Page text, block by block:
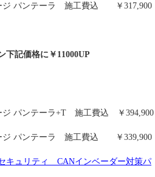
ジ パンテーラ 施工費込 ￥317,900
下記価格に￥11000UP
ジ パンテーラ+T 施工費込 ￥394,900
ジ パンテーラ 施工費込 ￥339,900
キュリティ CANインベーダー対策パ